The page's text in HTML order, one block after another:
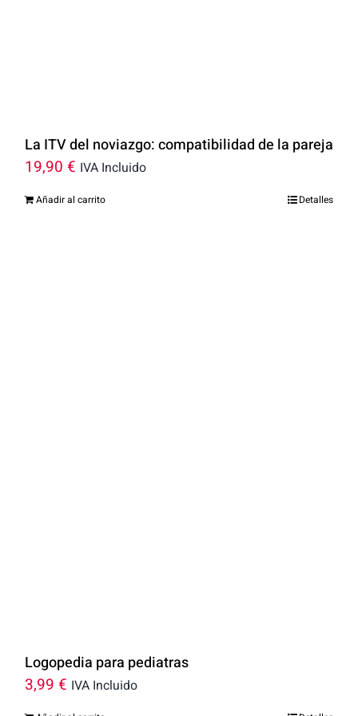
La ITV del noviazgo: compatibilidad de la pareja
19,90 € IVA Incluido
Añadir al carrito Detalles
Logopedia para pediatras
3,99 € IVA Incluido